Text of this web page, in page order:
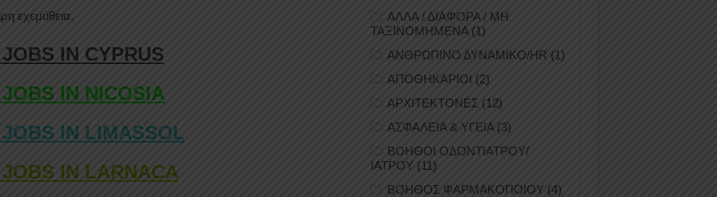
εχεμύθεια.
IN CYPRUS
IN NICOSIA
IN LIMASSOL
IN LARNACA
ΑΛΛΑ / ΔΙΑΦΟΡΑ / ΜΗ
ΤΑΞΙΝΟΜΗΜΕΝΑ(1)
ΑΝΘΡΩΠΙΝΟ ΔΥΝΑΜΙΚΟ/HR (1)
ΑΠΟΘΗΚΑΡΙΟΙ (2)
ΑΡΧΙΤΕΚΤΟΝΕΣ (12)
ΑΣΦΑΛΕΙΑ & ΥΓΕΙΑ (3)
ΒΟΗΘΟΙ ΟΔΟΝΤΙΑΤΡΟΥ/
ΙΑΤΡΟΥ(11)
ΒΟΗΘΟΣ ΦΑΡΜΑΚΟΠΟΙΟΥ (4)